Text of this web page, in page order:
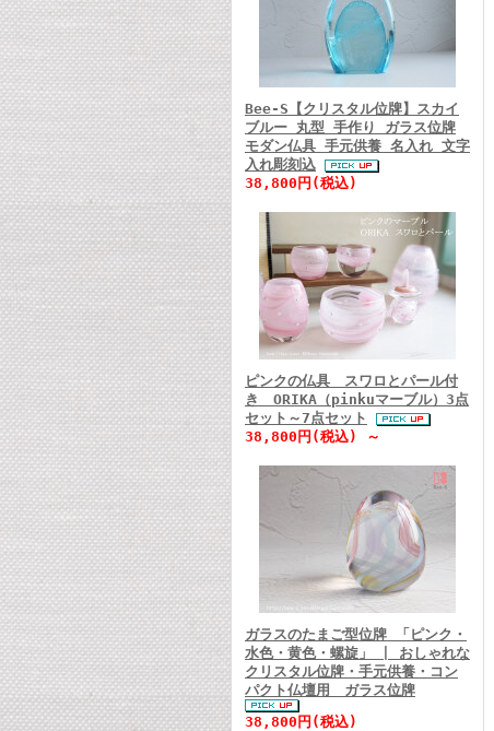
Bee-S【クリスタル位牌】スカイ
ブルー 丸型 手作り ガラス位牌
モダン仏具 手元供養 名入れ 文字
入れ彫刻込
38,800円(税込)
ピンクの仏具 スワロとパール付
き ORIKA（pinkuマーブル）3点
セット～7点セット
38,800円(税込) ～
ガラスのたまご型位牌 「ピンク・
水色・黄色・螺旋」 | おしゃれな
クリスタル位牌・手元供養・コン
パクト仏壇用 ガラス位牌
38,800円(税込)